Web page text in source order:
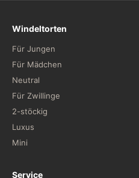
Windeltorten
Für Jungen
Für Mädchen
Neutral
Für Zwillinge
2-stöckig
Luxus
Mini
Service